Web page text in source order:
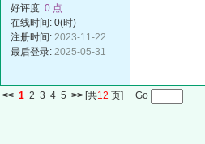
好评度: 0 点
在线时间: 0(时)
注册时间: 2023-11-22
最后登录: 2025-05-31
<< 1 2 3 4 5 >> [共12 页] Go